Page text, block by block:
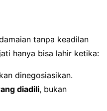
tanpa keadilan
hanya bisa lahir ketika:
dinegosiasikan.
diadili, bukan